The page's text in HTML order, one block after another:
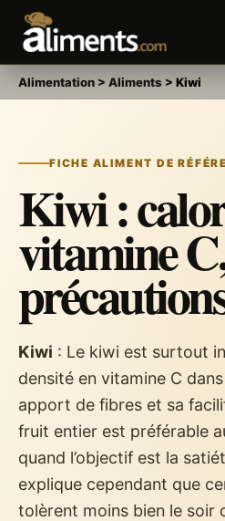
Alimentation > Aliments > Kiwi
FICHE ALIMENT DE
Kiwi :
vitamine
Kiwi : Le kiwi est surtout
densité en vitamine C
apport de fibres et sa
fruit entier est préférable
quand l’objectif est la
explique cependant que
tolèrent moins bien le soir